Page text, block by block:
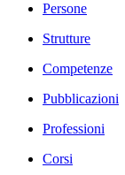
Persone
Strutture
Competenze
Pubblicazioni
Professioni
Corsi